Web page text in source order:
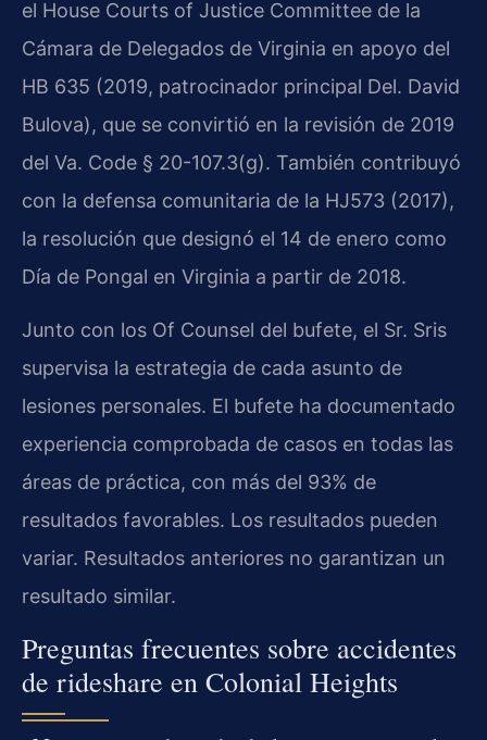
el House Courts of Justice Committee de la
Cámara de Delegados de Virginia en apoyo del
HB 635 (2019, patrocinador principal Del. David
Bulova), que se convirtió en la revisión de 2019
del Va. Code § 20-107.3(g). También contribuyó
con la defensa comunitaria de la HJ573 (2017),
la resolución que designó el 14 de enero como
Día de Pongal en Virginia a partir de 2018.
Junto con los Of Counsel del bufete, el Sr. Sris
supervisa la estrategia de cada asunto de
lesiones personales. El bufete ha documentado
experiencia comprobada de casos en todas las
áreas de práctica, con más del 93% de
resultados favorables. Los resultados pueden
variar. Resultados anteriores no garantizan un
resultado similar.
Preguntas frecuentes sobre accidentes
de rideshare en Colonial Heights